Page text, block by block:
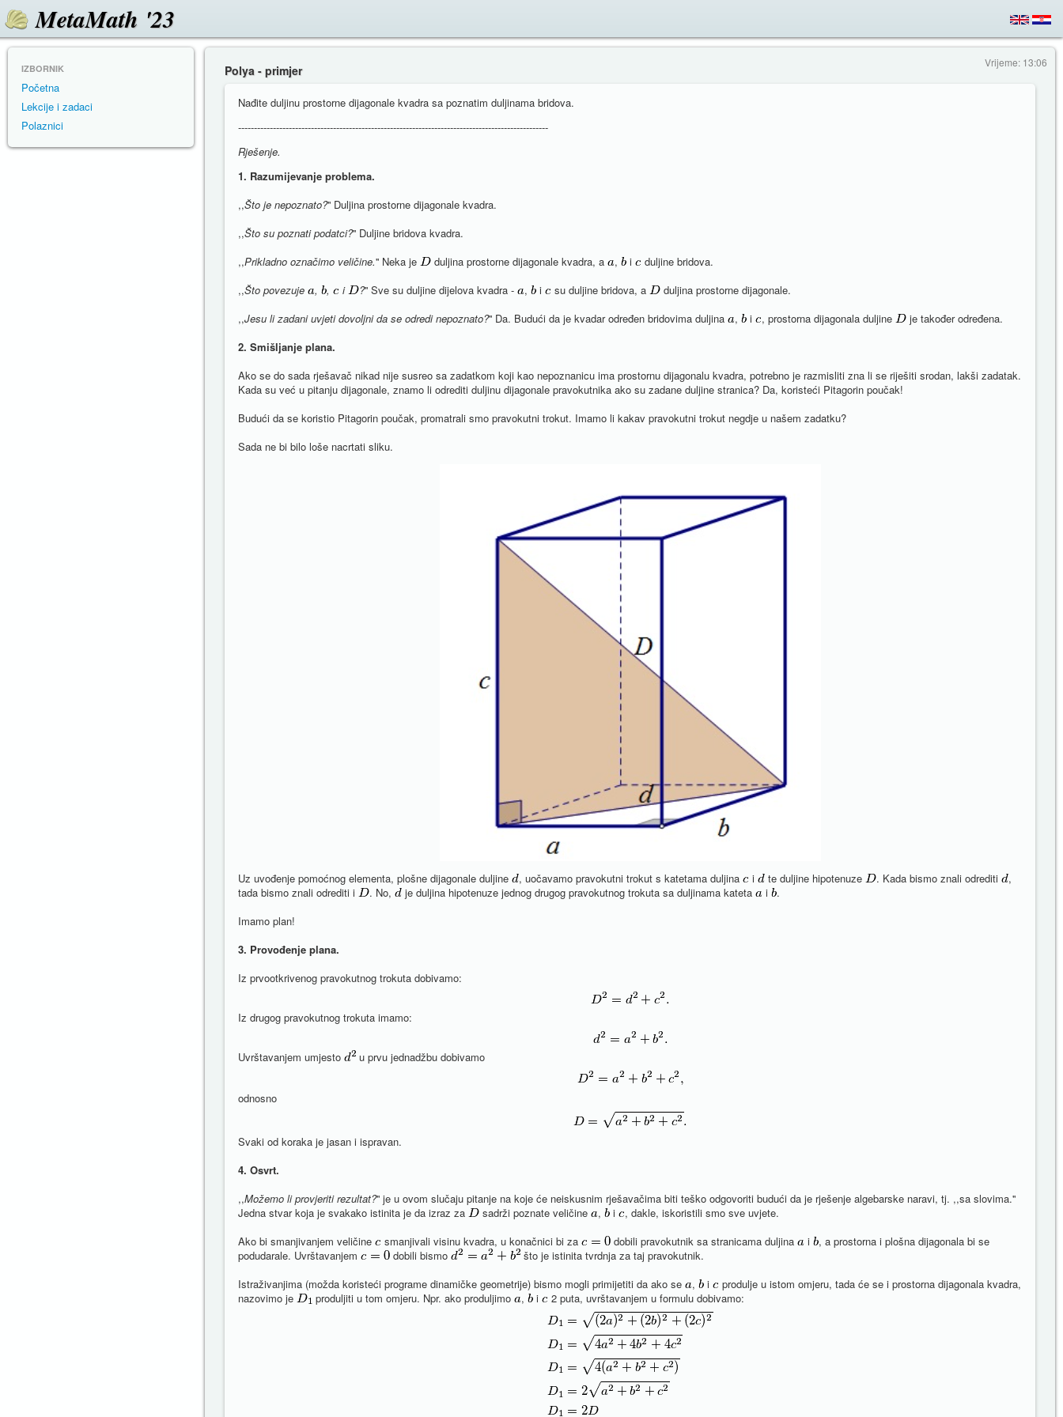
MetaMath '23
IZBORNIK
Početna
Lekcije i zadaci
Polaznici
Vrijeme: 13:06
Polya - primjer
Nađite duljinu prostorne dijagonale kvadra sa poznatim duljinama bridova.
--------------------------------------------------------------------------------------------------
Rješenje.
1. Razumijevanje problema.
,,Što je nepoznato?'' Duljina prostorne dijagonale kvadra.
,,Što su poznati podatci?'' Duljine bridova kvadra.
,,Prikladno označimo veličine.'' Neka je duljina prostorne dijagonale kvadra, a , i
duljine bridova.
,,Što povezuje , , i ?'' Sve su duljine dijelova kvadra - , i su duljine bridova, a
duljina prostorne dijagonale.
,,Jesu li zadani uvjeti dovoljni da se odredi nepoznato?'' Da. Budući da je kvadar određen bridovima duljina , i , prostorna dijagonala duljine
je također određena.
2. Smišljanje plana.
Ako se do sada rješavač nikad nije susreo sa zadatkom koji kao nepoznanicu ima prostornu dijagonalu kvadra, potrebno je razmisliti zna li se riješiti srodan, lakši zadatak.
Kada su već u pitanju dijagonale, znamo li odrediti duljinu dijagonale pravokutnika ako su zadane duljine stranica? Da, koristeći Pitagorin poučak!
Budući da se koristio Pitagorin poučak, promatrali smo pravokutni trokut. Imamo li kakav pravokutni trokut negdje u našem zadatku?
Sada ne bi bilo loše nacrtati sliku.
Uz uvođenje pomoćnog elementa, plošne dijagonale duljine , uočavamo pravokutni trokut s katetama duljina i te duljine hipotenuze . Kada bismo znali odrediti
,
tada bismo znali odrediti i
. No, je duljina hipotenuze jednog drugog pravokutnog trokuta sa duljinama kateta i
.
Imamo plan!
3. Provođenje plana.
Iz prvootkrivenog pravokutnog trokuta dobivamo:
Iz drugog pravokutnog trokuta imamo:
Uvrštavanjem umjesto u prvu jednadžbu dobivamo
odnosno
Svaki od koraka je jasan i ispravan.
4. Osvrt.
,,Možemo li provjeriti rezultat?'' je u ovom slučaju pitanje na koje će neiskusnim rješavačima biti teško odgovoriti budući da je rješenje algebarske naravi, tj. ,,sa slovima.''
Jedna stvar koja je svakako istinita je da izraz za
sadrži poznate veličine , i
, dakle, iskoristili smo sve uvjete.
Ako bi smanjivanjem veličine
smanjivali visinu kvadra, u konačnici bi za dobili pravokutnik sa stranicama duljina i
, a prostorna i plošna dijagonala bi se
podudarale. Uvrštavanjem
dobili bismo
što je istinita tvrdnja za taj pravokutnik.
Istraživanjima (možda koristeći programe dinamičke geometrije) bismo mogli primijetiti da ako se
, i
produlje u istom omjeru, tada će se i prostorna dijagonala kvadra,
nazovimo je
produljiti u tom omjeru. Npr. ako produljimo , i 2 puta, uvrštavanjem u formulu dobivamo: